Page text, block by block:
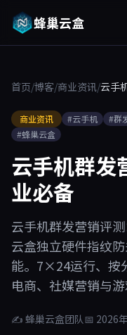
蜂巢云盒
首页/博客/商业资讯/云手
商业资讯 #云手机 #群
#蜂巢云盒
云手机群发
业必备
云手机群发营销评
云盒独立硬件指纹
能。7×24运行、按
电商、社媒营销与游
✍ 蜂巢云盒团队📅 2026